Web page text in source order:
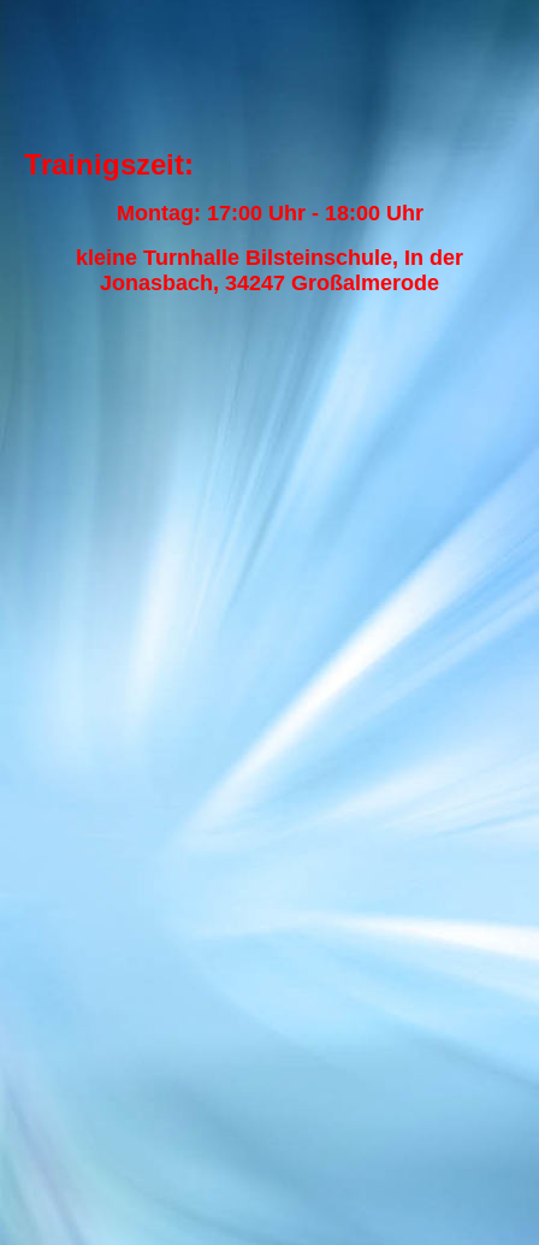
Trainigszeit:
Montag: 17:00 Uhr - 18:00 Uhr
kleine Turnhalle Bilsteinschule, In der
Jonasbach, 34247 Großalmerode